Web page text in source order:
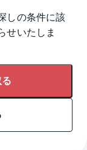
しの条件に該
せいたしま